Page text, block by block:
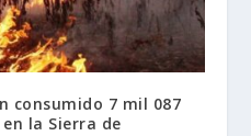
consumido 7 mil 087
la Sierra de